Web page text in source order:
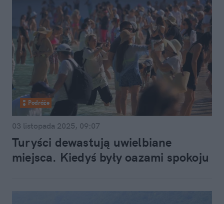
Podróże
03 listopada 2025, 09:07
Turyści dewastują uwielbiane
miejsca. Kiedyś były oazami spokoju